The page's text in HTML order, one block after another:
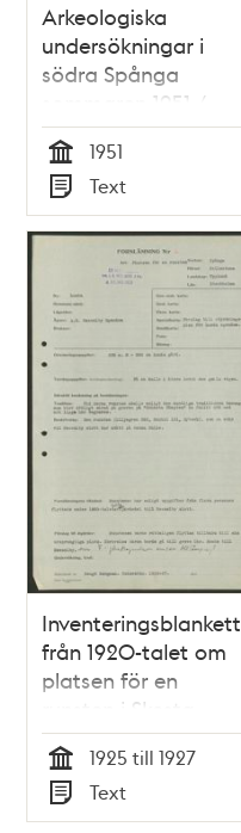
Arkeologiska
undersökningar i
södra Spånga
sommaren 1951 /
Margareta
Biörnstad
Tid
1951
Typ
Text
Inventeringsblankett
från 1920-talet om
platsen för en
runsten i Skesta,
Spånga.
Tid
1925 till 1927
Typ
Text